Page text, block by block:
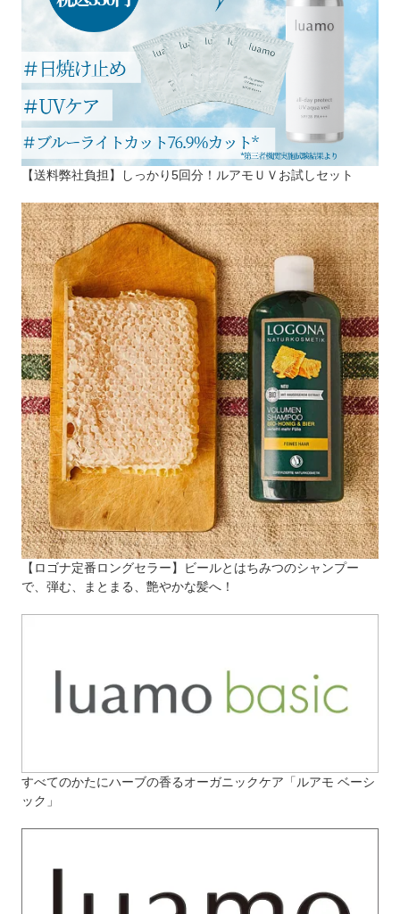
【送料弊社負担】しっかり5回分！ルアモＵＶお試しセット
【ロゴナ定番ロングセラー】ビールとはちみつのシャンプー
で、弾む、まとまる、艶やかな髪へ！
すべてのかたにハーブの香るオーガニックケア「ルアモ ベーシ
ック」